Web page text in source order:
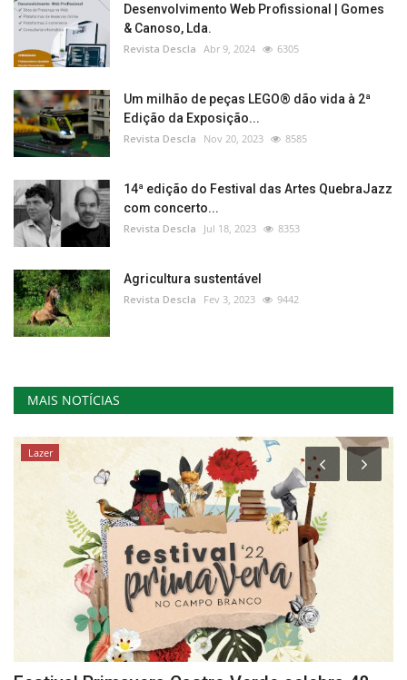
Desenvolvimento Web Profissional | Gomes
& Canoso, Lda.
Revista Descla Abr 9, 2024 6305
Um milhão de peças LEGO® dão vida à 2ª
Edição da Exposição...
Revista Descla Nov 20, 2023 8585
14ª edição do Festival das Artes QuebraJazz
com concerto...
Revista Descla Jul 18, 2023 8353
Agricultura sustentável
Revista Descla Fev 3, 2023 9442
MAIS NOTÍCIAS
Lazer